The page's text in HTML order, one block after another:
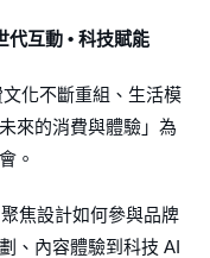
代互動 • 科技賦能
化不斷重組、生活模
來的消費與體驗」為
。
焦設計如何參與品牌
、內容體驗到科技 AI